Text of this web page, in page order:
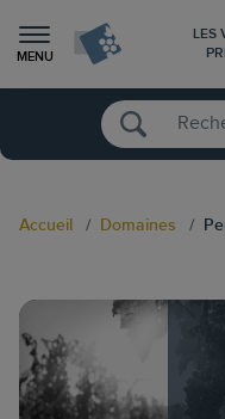
MENU
LES
Accueil Domaines